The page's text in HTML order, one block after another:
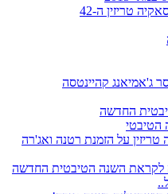
טריזין ה-42
ג'אמיאנג קהיינטסה
החדשה
הטיבטי
על הזמנת רטנה ואג'רה
לקראת השנה הטיבטית החדשה